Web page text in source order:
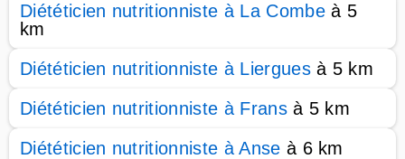
Diététicien nutritionniste à La Combeà 5
km
Diététicien nutritionniste à Lierguesà 5 km
Diététicien nutritionniste à Fransà 5 km
Diététicien nutritionniste à Anse à 6 km